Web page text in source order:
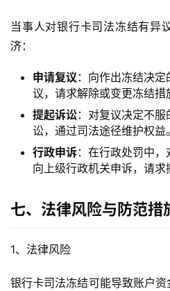
当事人对银行卡司法冻结有异
济：
申请复议 ：向作出冻结决
议，请求解除或变更冻结措
提起诉讼：对复议决定不
讼，通过司法途径维护权益。
行政申诉：在行政处罚中
向上级行政机关申诉，请求
七、法律风险与防范措
1、法律风险
银行卡司法冻结可能导致账户